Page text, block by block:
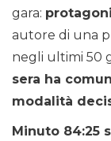
gara:
autore di una
negli ultimi 50
sera ha
modalità
Minuto 84:25